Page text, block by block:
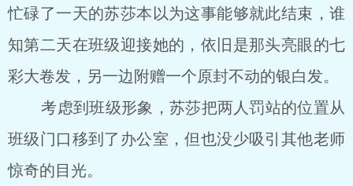
忙碌了一天的苏莎本以为这事能够就此结束，谁
知第二天在班级迎接她的，依旧是那头亮眼的七
彩大卷发，另一边附赠一个原封不动的银白发。
考虑到班级形象，苏莎把两人罚站的位置从
班级门口移到了办公室，但也没少吸引其他老师
惊奇的目光。